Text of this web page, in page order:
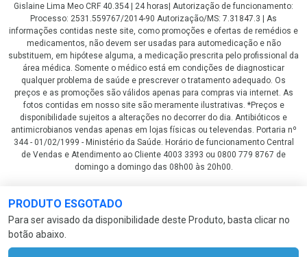
PRODUTO ESGOTADO
Para ser avisado da disponibilidade deste Produto, basta clicar no
botão abaixo.
Gislaine Lima Meo CRF 40.354 | 24 horas| Autorização de funcionamento:
Processo: 2531.559767/2014-90 Autorização/MS: 7.31847.3 | As
informações contidas neste site, como promoções e ofertas de remédios e
medicamentos, não devem ser usadas para automedicação e não
substituem, em hipótese alguma, a medicação prescrita pelo profissional da
área médica. Somente o médico está em condições de diagnosticar
qualquer problema de saúde e prescrever o tratamento adequado. Os
preços e as promoções são válidos apenas para compras via internet. As
fotos contidas em nosso site são meramente ilustrativas. *Preços e
disponibilidade sujeitos a alterações no decorrer do dia. Antibióticos e
antimicrobianos vendas apenas em lojas físicas ou televendas. Portaria nº
344 - 01/02/1999 - Ministério da Saúde. Horário de funcionamento Central
de Vendas e Atendimento ao Cliente 4003 3393 ou 0800 779 8767 de
domingo a domingo das 08h00 às 20h00.